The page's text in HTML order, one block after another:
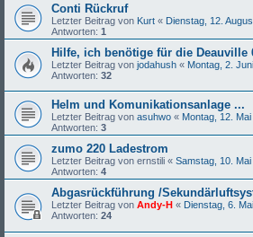
Conti Rückruf
Letzter Beitrag von Kurt « Dienstag, 12.
Antworten: 1
Hilfe, ich benötige für die Deauville
Letzter Beitrag von jodahush « Montag, 2.
Antworten: 32
Helm und Komunikationsanlage ...
Letzter Beitrag von asuhwo « Montag, 12.
Antworten: 3
zumo 220 Ladestrom
Letzter Beitrag von ernstili « Samstag, 10.
Antworten: 4
Abgasrückführung /
Letzter Beitrag von Andy-H « Dienstag, 6.
Antworten: 24